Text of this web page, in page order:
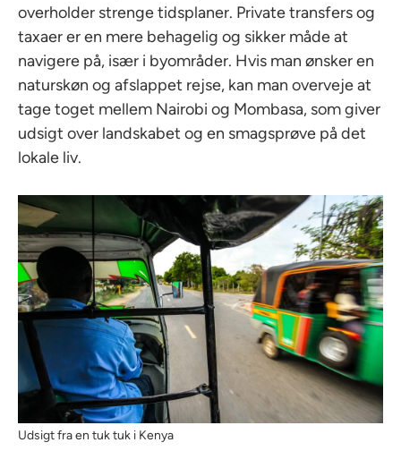
overholder strenge tidsplaner. Private transfers og
taxaer er en mere behagelig og sikker måde at
navigere på, især i byområder. Hvis man ønsker en
naturskøn og afslappet rejse, kan man overveje at
tage toget mellem Nairobi og Mombasa, som giver
udsigt over landskabet og en smagsprøve på det
lokale liv.
Udsigt fra en tuk tuk i Kenya